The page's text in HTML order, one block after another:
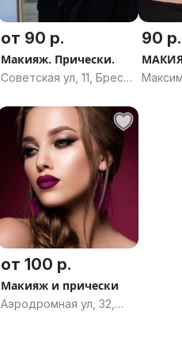
от 90 р.
Макияж. Прически.
Советская ул, 11, Брест,
90 р.
от 100 р.
Макияж и прически
Аэродромная ул, 32,